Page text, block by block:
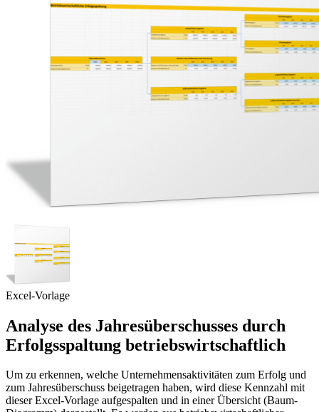
Excel-Vorlage
Analyse des Jahresüberschusses durch
Erfolgsspaltung betriebswirtschaftlich
Um zu erkennen, welche Unternehmensaktivitäten zum Erfolg und
zum Jahresüberschuss beigetragen haben, wird diese Kennzahl mit
dieser Excel-Vorlage aufgespalten und in einer Übersicht (Baum-